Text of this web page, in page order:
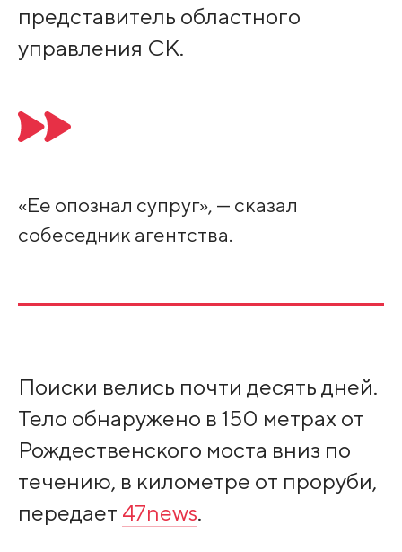
представитель областного
управления СК.
«Ее опознал супруг», — сказал
собеседник агентства.
Поиски велись почти десять дней.
Тело обнаружено в 150 метрах от
Рождественского моста вниз по
течению, в километре от проруби,
передает 47news.